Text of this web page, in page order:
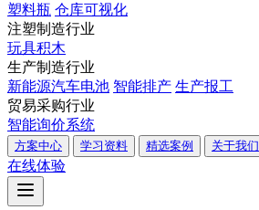
塑料瓶 仓库可视化
注塑制造行业
玩具积木
生产制造行业
新能源汽车电池 智能排产 生产报工
贸易采购行业
智能询价系统
方案中心 学习资料 精选案例 关于我们
在线体验